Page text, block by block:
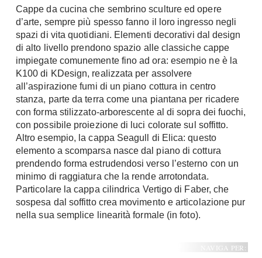
Materassi
Lattice
Memory Foam
Reti Letto
Cuscini
Consigli materassi
Bagno
Arredo Bagno
Sanitari
Cabine Doccia
Idromassaggio
Accessori Bagno
A Chiocciola
Scale Interni
Ringhiere
Rivestimenti
Ceramica
Cotto
Resina
Parquet
Gres
Laminato
Moquette
Carta da parati
Cappe da cucina che sembrino sculture ed opere
d’arte, sempre più spesso fanno il loro ingresso negli
spazi di vita quotidiani. Elementi decorativi dal design
di alto livello prendono spazio alle classiche cappe
impiegate comunemente fino ad ora: esempio ne è la
K100 di KDesign, realizzata per assolvere
all’aspirazione fumi di un piano cottura in centro
stanza, parte da terra come una piantana per ricadere
con forma stilizzato-arborescente al di sopra dei fuochi,
con possibile proiezione di luci colorate sul soffitto.
Altro esempio, la cappa Seagull di Elica: questo
elemento a scomparsa nasce dal piano di cottura
prendendo forma estrudendosi verso l’esterno con un
minimo di raggiatura che la rende arrotondata.
Particolare la cappa cilindrica Vertigo di Faber, che
sospesa dal soffitto crea movimento e articolazione pur
nella sua semplice linearità formale (in foto).
NAVIGA PER: